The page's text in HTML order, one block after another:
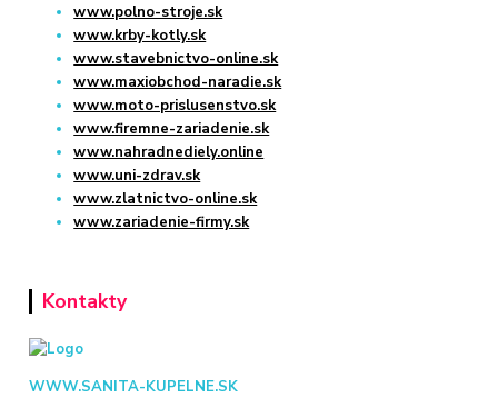
www.polno-stroje.sk
www.krby-kotly.sk
www.stavebnictvo-online.sk
www.maxiobchod-naradie.sk
www.moto-prislusenstvo.sk
www.firemne-zariadenie.sk
www.nahradnediely.online
www.uni-zdrav.sk
www.zlatnictvo-online.sk
www.zariadenie-firmy.sk
Kontakty
WWW.SANITA-KUPELNE.SK